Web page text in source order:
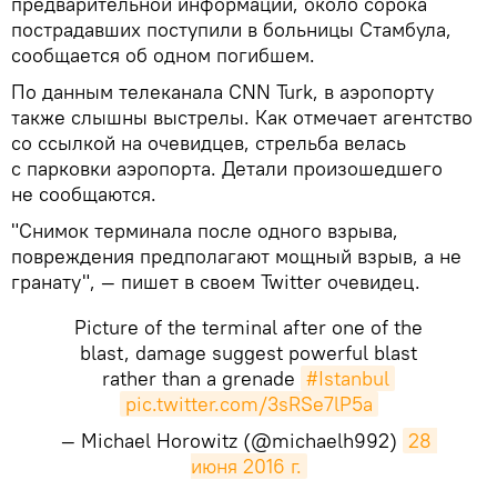
пострадавших поступили в больницы Стамбула,
сообщается об одном погибшем.
По данным телеканала CNN Turk, в аэропорту
также слышны выстрелы. Как отмечает агентство
со ссылкой на очевидцев, стрельба велась
с парковки аэропорта. Детали произошедшего
не сообщаются.
"Снимок терминала после одного взрыва,
повреждения предполагают мощный взрыв, а не
гранату", — пишет в своем Twitter очевидец.
Picture of the terminal after one of the
blast, damage suggest powerful blast
rather than a grenade #Istanbul
pic.twitter.com/3sRSe7lP5a
— Michael Horowitz (@michaelh992) 28
июня 2016 г.